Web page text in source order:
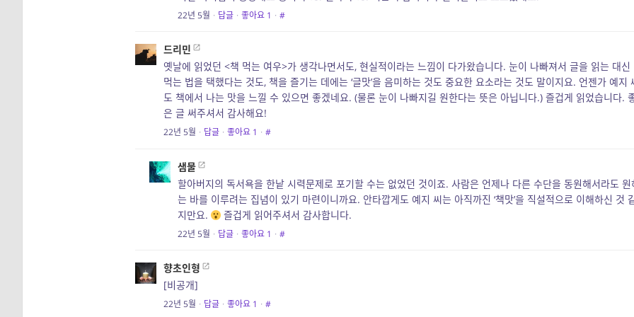
22년 5월 · 답글 · 좋아요 1 · #
드리민
옛날에 읽었던 <책 먹는 여우>가 생각나면서도, 현실적이라는 느낌이 다가왔습니다. 눈이 나빠져서 글을 읽는 대신
먹는 법을 택했다는 것도, 책을 즐기는 데에는 ‘글맛’을 음미하는 것도 중요한 요소라는 것도 말이지요. 언젠가 예지
도 책에서 나는 맛을 느낄 수 있으면 좋겠네요. (물론 눈이 나빠지길 원한다는 뜻은 아닙니다.) 즐겁게 읽었습니다.
은 글 써주셔서 감사해요!
22년 5월 · 답글 · 좋아요 1 · #
샘물
할아버지의 독서욕을 한낱 시력문제로 포기할 수는 없었던 것이죠. 사람은 언제나 다른 수단을 동원해서라도 원
는 바를 이루려는 집념이 있기 마련이니까요. 안타깝게도 예지 씨는 아직까진 ‘책맛’을 직설적으로 이해하신 것
지만요.
즐겁게 읽어주셔서 감사합니다.
22년 5월 · 답글 · 좋아요 1 · #
향초인형
[비공개]
22년 5월 · 답글 · 좋아요 1 · #